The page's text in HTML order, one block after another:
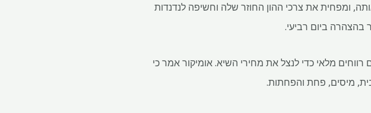
ומפחית את צרכי ההון החוזר שלה וחשיפה לנדנדות
בהצהרה ביום רביעי.
מלאי כדי לנצל את מחירי השיא. אומיקור אמר כי